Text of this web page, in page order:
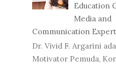
Education
Media and
Communication Expert
Dr. Vivid F. Argarini
Motivator Pemuda,